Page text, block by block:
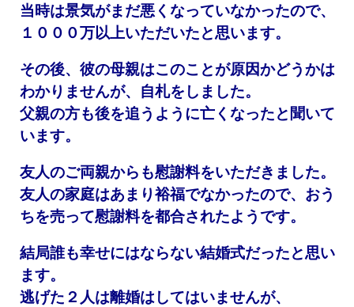
当時は景気がまだ悪くなっていなかったので、
１０００万以上いただいたと思います。
その後、彼の母親はこのことが原因かどうかは
わかりませんが、自札をしました。
父親の方も後を追うように亡くなったと聞いて
います。
友人のご両親からも慰謝料をいただきました。
友人の家庭はあまり裕福でなかったので、おう
ちを売って慰謝料を都合されたようです。
結局誰も幸せにはならない結婚式だったと思い
ます。
逃げた２人は離婚はしてはいませんが、